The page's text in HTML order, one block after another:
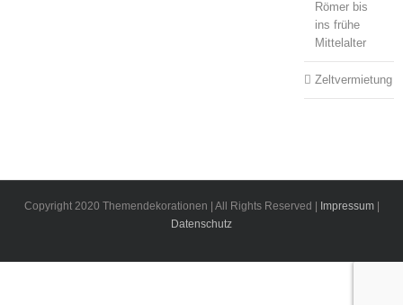
Römer bis
ins frühe
Mittelalter
Zeltvermietung
Copyright 2020 Themendekorationen | All Rights Reserved | Impressum|
Datenschutz